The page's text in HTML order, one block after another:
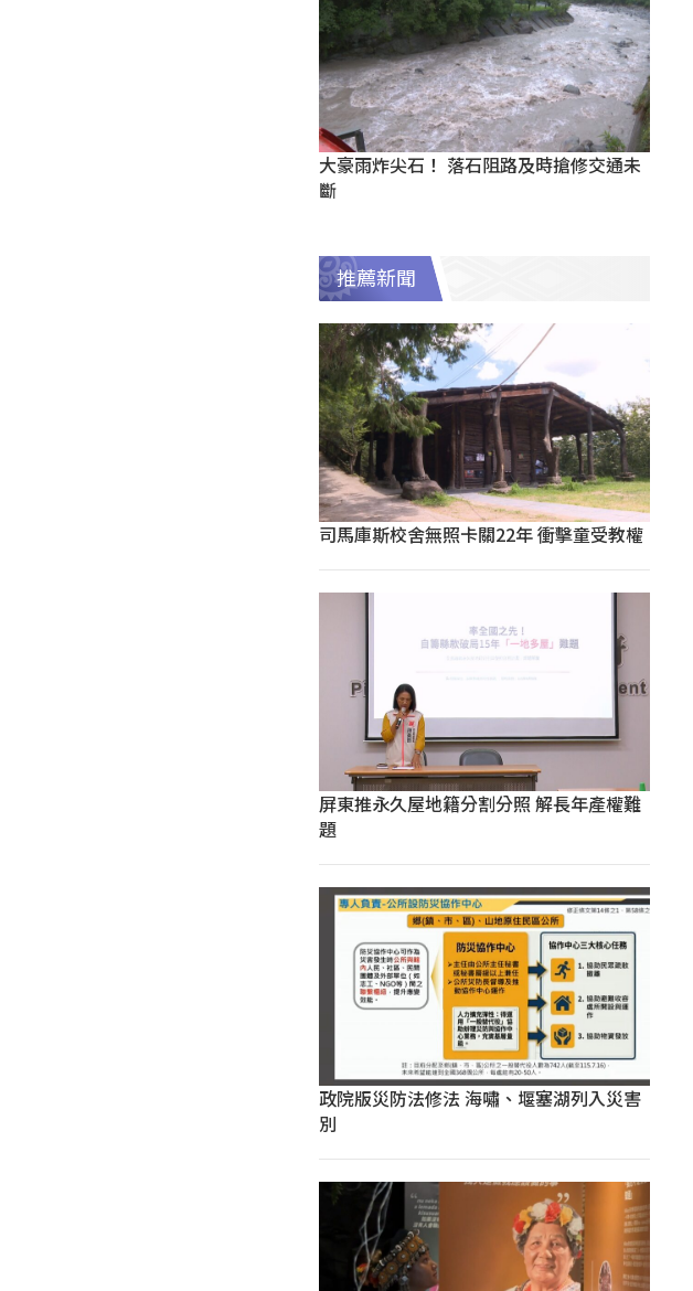
大豪雨炸尖石！ 落石阻路及時搶修交通未
斷
推薦新聞
司馬庫斯校舍無照卡關22年 衝擊童受教權
屏東推永久屋地籍分割分照 解長年產權難
題
政院版災防法修法 海嘯、堰塞湖列入災害
別